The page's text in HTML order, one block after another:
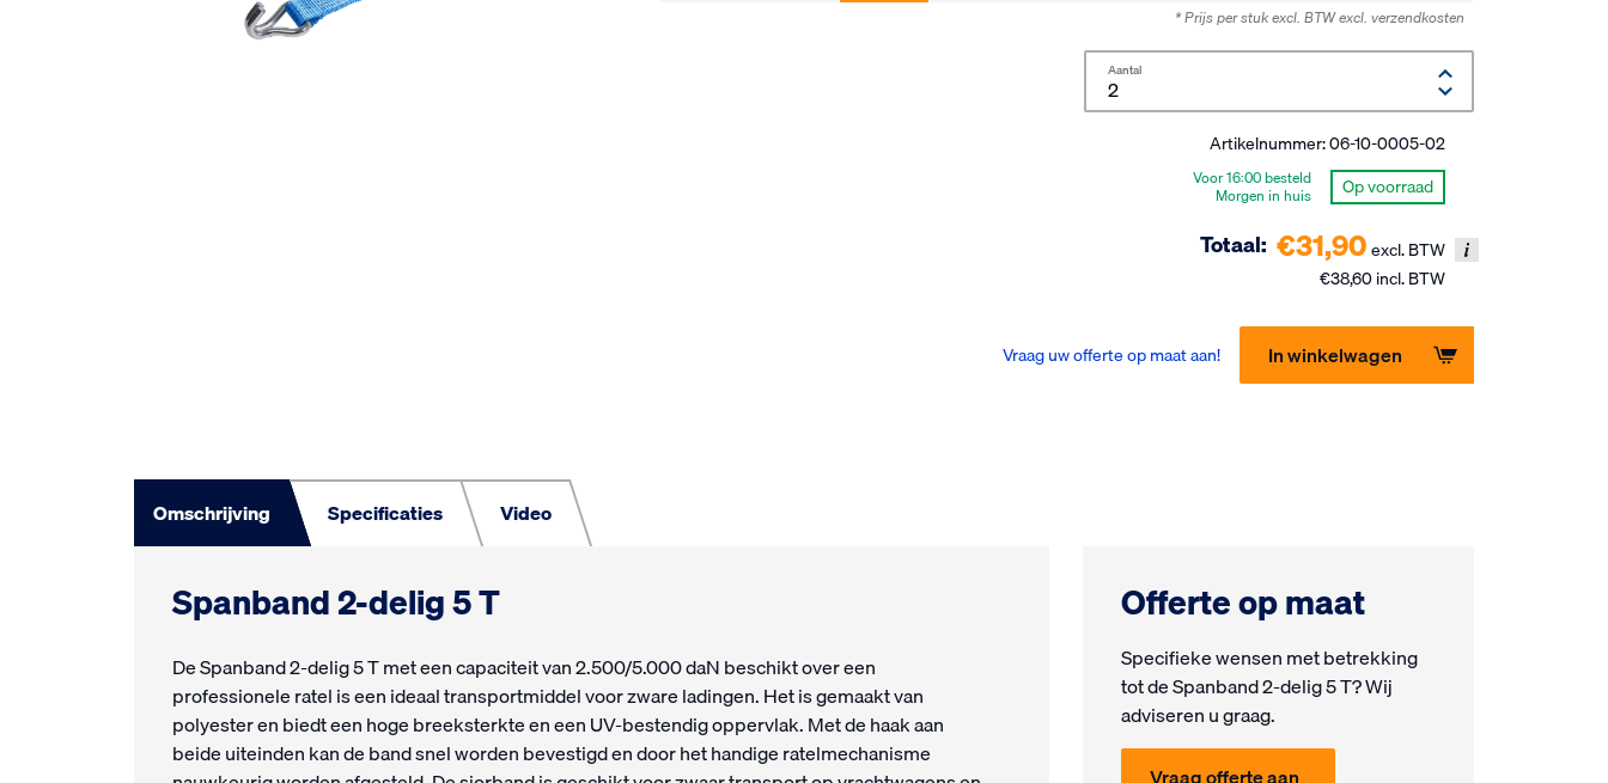
* Prijs per stuk excl. BTWexcl. verzendkosten
Aantal
Artikelnummer:06-10-0005-02
Op voorraad
Voor 16:00 besteld
Morgen in huis
Totaal: €31,90excl. BTW
€38,60 incl. BTW
In winkelwagen
Vraag uw offerte op maat aan!
Omschrijving Specificaties Video
Spanband 2-delig 5 T
De Spanband 2-delig 5 T met een capaciteit van 2.500/5.000 daN beschikt over een
professionele ratel is een ideaal transportmiddel voor zware ladingen. Het is gemaakt van
polyester en biedt een hoge breeksterkte en een UV-bestendig oppervlak. Met de haak aan
beide uiteinden kan de band snel worden bevestigd en door het handige ratelmechanisme
Offerte op maat
Specifieke wensen met be­trek­king
tot de Spanband 2-delig 5 T? Wij
ad­vi­seren u graag.
Vraag offerte aan